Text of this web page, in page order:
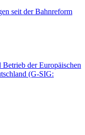
seit der Bahnreform
der Europäischen
(G-SIG: